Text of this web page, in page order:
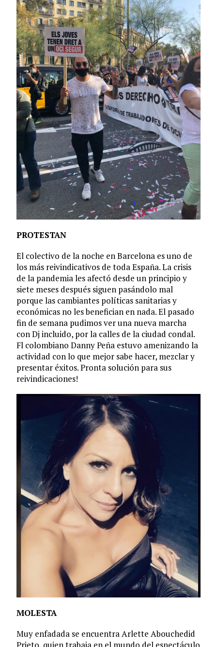
PROTESTAN
El colectivo de la noche en Barcelona es uno de
los más reivindicativos de toda España. La crisis
de la pandemia les afectó desde un principio y
siete meses después siguen pasándolo mal
porque las cambiantes políticas sanitarias y
económicas no les benefician en nada. El pasado
fin de semana pudimos ver una nueva marcha
con Dj incluido, por la calles de la ciudad condal.
Fl colombiano Danny Peña estuvo amenizando la
actividad con lo que mejor sabe hacer, mezclar y
presentar éxitos. Pronta solución para sus
reivindicaciones!
MOLESTA
Muy enfadada se encuentra Arlette Abouchedid